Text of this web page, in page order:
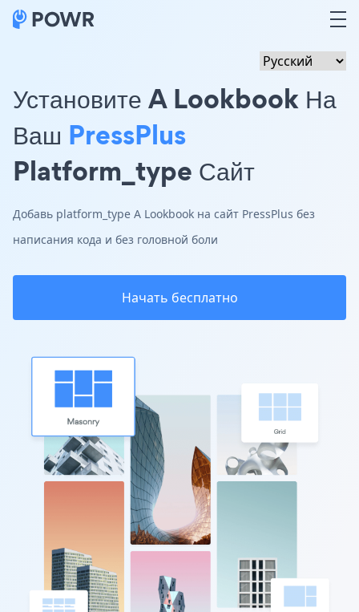
Установите A Lookbook На
Ваш PressPlus
Platform_type Сайт
Добавь platform_type A Lookbook на сайт PressPlus без
написания кода и без головной боли
Начать бесплатно